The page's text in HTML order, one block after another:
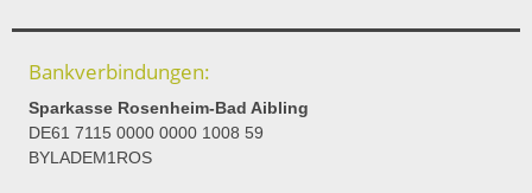
Bankverbindungen:
Sparkasse Rosenheim-Bad Aibling
DE61 7115 0000 0000 1008 59
BYLADEM1ROS